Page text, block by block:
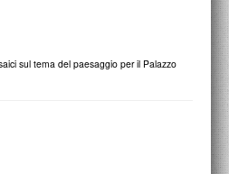
sul tema del paesaggio per il Palazzo